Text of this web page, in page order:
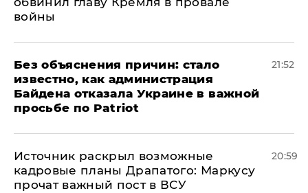
войны
Без объяснения причин: стало
известно, как администрация
Байдена отказала Украине в важной
просьбе по Patriot
21:52
​Источник раскрыл возможные
кадровые планы Драпатого: Маркусу
прочат важный пост в ВСУ
20:59